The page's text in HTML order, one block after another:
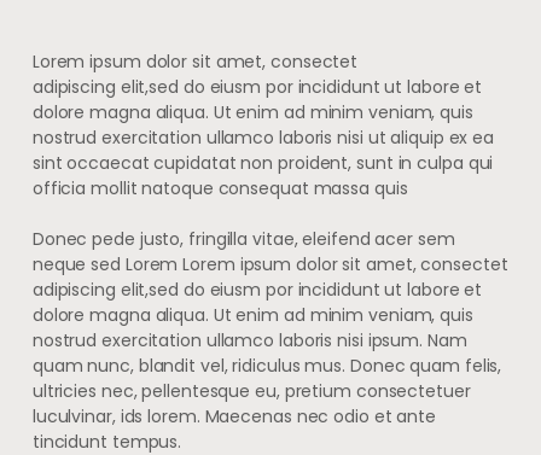
Lorem ipsum dolor sit amet, consectet
adipiscing elit,sed do eiusm por incididunt ut labore et
dolore magna aliqua. Ut enim ad minim veniam, quis
nostrud exercitation ullamco laboris nisi ut aliquip ex ea
sint occaecat cupidatat non proident, sunt in culpa qui
officia mollit natoque consequat massa quis
Donec pede justo, fringilla vitae, eleifend acer sem
neque sed Lorem Lorem ipsum dolor sit amet, consectet
adipiscing elit,sed do eiusm por incididunt ut labore et
dolore magna aliqua. Ut enim ad minim veniam, quis
nostrud exercitation ullamco laboris nisi ipsum. Nam
quam nunc, blandit vel, ridiculus mus. Donec quam felis,
ultricies nec, pellentesque eu, pretium consectetuer
luculvinar, ids lorem. Maecenas nec odio et ante
tincidunt tempus.